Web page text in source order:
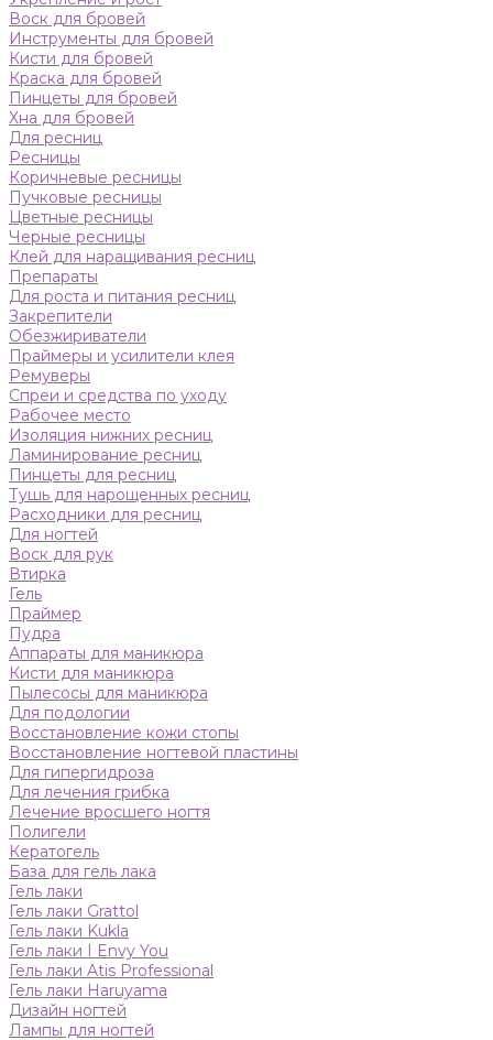
Воск для бровей
Инструменты для бровей
Кисти для бровей
Краска для бровей
Пинцеты для бровей
Хна для бровей
Для ресниц
Ресницы
Коричневые ресницы
Пучковые ресницы
Цветные ресницы
Черные ресницы
Клей для наращивания ресниц
Препараты
Для роста и питания ресниц
Закрепители
Обезжириватели
Праймеры и усилители клея
Ремуверы
Спреи и средства по уходу
Рабочее место
Изоляция нижних ресниц
Ламинирование ресниц
Пинцеты для ресниц
Тушь для нарощенных ресниц
Расходники для ресниц
Для ногтей
Воск для рук
Втирка
Гель
Праймер
Пудра
Аппараты для маникюра
Кисти для маникюра
Пылесосы для маникюра
Для подологии
Восстановление кожи стопы
Восстановление ногтевой пластины
Для гипергидроза
Для лечения грибка
Лечение вросшего ногтя
Полигели
Кератогель
База для гель лака
Гель лаки
Гель лаки Grattol
Гель лаки Kukla
Гель лаки I Envy You
Гель лаки Atis Professional
Гель лаки Haruyama
Дизайн ногтей
Лампы для ногтей